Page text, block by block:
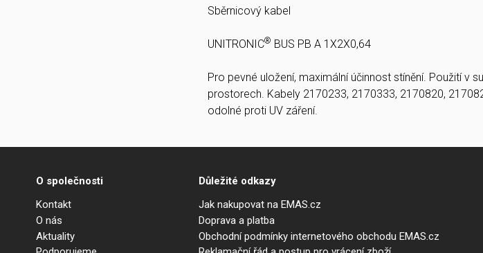
Sběrnicový kabel
UNITRONIC® BUS PB A 1X2X0,64
Pro pevné uložení, maximální účinnost stínění. Použití v
prostorech. Kabely 2170233, 2170333, 2170820,
odolné proti UV záření.
O společnosti
Kontakt
O nás
Aktuality
Důležité odkazy
Jak nakupovat na EMAS.cz
Doprava a platba
Obchodní podmínky internetového obchodu EMAS.cz